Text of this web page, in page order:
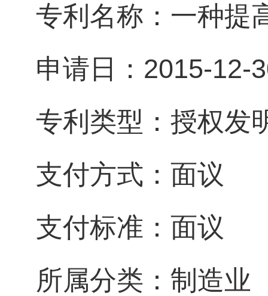
专利名称：一种提
申请日：2015-12-
专利类型：授权发
支付方式：面议
支付标准：面议
所属分类：制造业